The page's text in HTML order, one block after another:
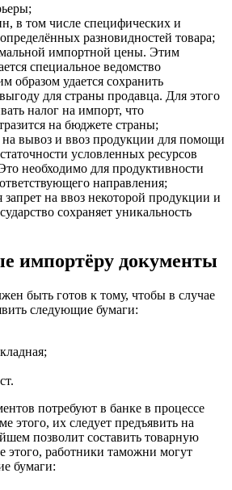
в том числе специфических и
разновидностей товара;
импортной цены. Этим
специальное ведомство
образом удается сохранить
для страны продавца. Для этого
налог на импорт, что
на бюджете страны;
вывоз и ввоз продукции для помощи
условленных ресурсов
необходимо для продуктивности
направления;
запрет на ввоз некоторой продукции и
сохраняет уникальность
импортёру документы
быть готов к тому, чтобы в случае
следующие бумаги:
потребуют в банке в процессе
этого, их следует предъявить на
позволит составить товарную
этого, работники таможни могут
бумаги: